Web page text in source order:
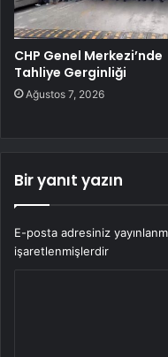
CHP Genel Merkezi’nde
Tahliye Gerginliği
Ağustos 7, 2026
Bir yanıt yazın
E-posta adresiniz
işaretlenmişlerdir